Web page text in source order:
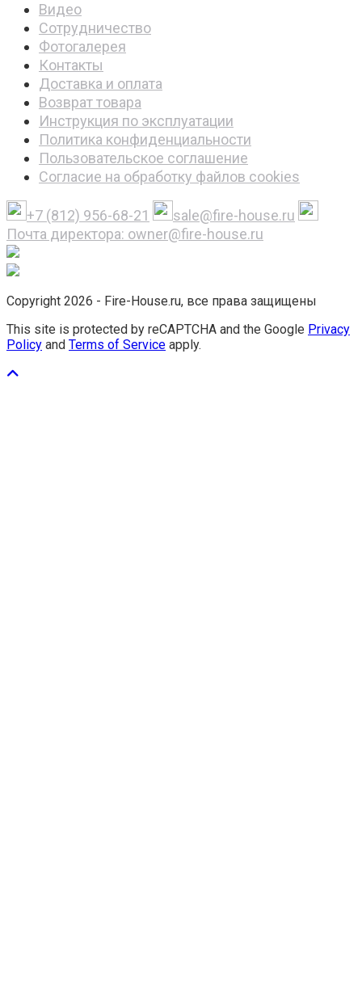
Видео
Сотрудничество
Фотогалерея
Контакты
Доставка и оплата
Возврат товара
Инструкция по эксплуатации
Политика конфиденциальности
Пользовательское соглашение
Согласие на обработку файлов cookies
+7 (812) 956-68-21
sale@fire-house.ru
Почта директора: owner@fire-house.ru
Copyright 2026 - Fire-House.ru, все права защищены
This site is protected by reCAPTCHA and the Google Privacy
Policy and Terms of Service apply.